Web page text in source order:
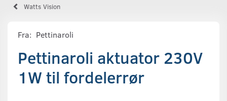
Watts Vision
Fra: Pettinaroli
Pettinaroli aktuator 230V
1W til fordelerrør